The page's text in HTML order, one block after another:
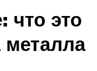
что это
металла